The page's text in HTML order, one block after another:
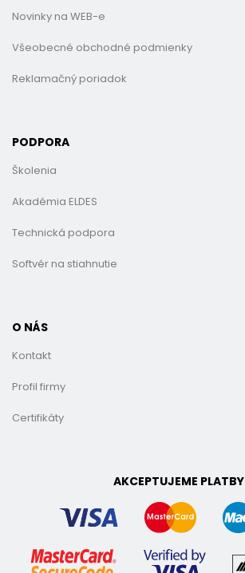
Novinky na WEB-e
Všeobecné obchodné podmienky
Reklamačný poriadok
PODPORA
Školenia
Akadémia ELDES
Technická podpora
Softvér na stiahnutie
O NÁS
Kontakt
Profil firmy
Certifikáty
AKCEPTUJEME PLATBY